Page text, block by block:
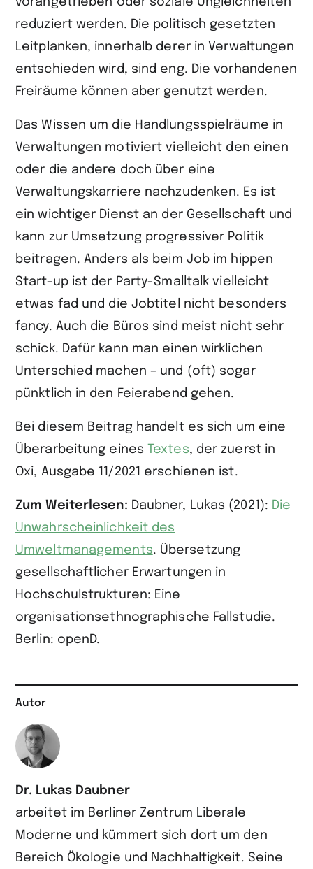
reduziert werden. Die politisch gesetzten
Leitplanken, innerhalb derer in Verwaltungen
entschieden wird, sind eng. Die vorhandenen
Freiräume können aber genutzt werden.
Das Wissen um die Handlungsspielräume in
Verwaltungen motiviert vielleicht den einen
oder die andere doch über eine
Verwaltungskarriere nachzudenken. Es ist
ein wichtiger Dienst an der Gesellschaft und
kann zur Umsetzung progressiver Politik
beitragen. Anders als beim Job im hippen
Start-up ist der Party-Smalltalk vielleicht
etwas fad und die Jobtitel nicht besonders
fancy. Auch die Büros sind meist nicht sehr
schick. Dafür kann man einen wirklichen
Unterschied machen – und (oft) sogar
pünktlich in den Feierabend gehen.
Bei diesem Beitrag handelt es sich um eine
Überarbeitung eines
Textes, der zuerst in
Oxi, Ausgabe 11/2021 erschienen ist.
Zum Weiterlesen: Daubner, Lukas (2021): Die
Unwahrscheinlichkeit des
Umweltmanagements. Übersetzung
gesellschaftlicher Erwartungen in
Hochschulstrukturen: Eine
organisationsethnographische Fallstudie.
Berlin: openD.
Autor
Dr. Lukas Daubner
arbeitet im Berliner Zentrum Liberale
Moderne und kümmert sich dort um den
Bereich Ökologie und Nachhaltigkeit. Seine